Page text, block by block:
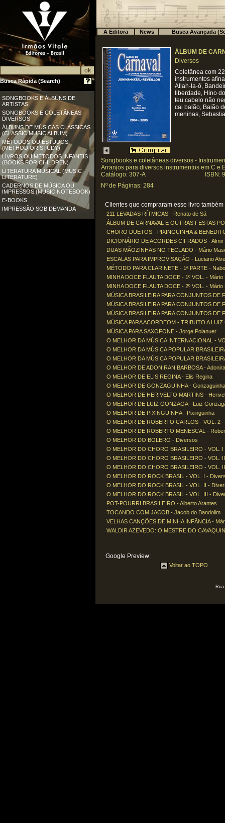
Busca Rápida (Search)
SONGBOOKS E ÁLBUNS DE
ARTISTAS
SONGBOOKS E COLETÂNEAS
DIVERSOS
ÁLBUNS DE MÚSICAS CLÁSSICAS
(CLASSIC MUSIC ALBUM)
MÉTODOS OU ESTUDOS
(METHOD OR STUDY)
LIVROS OU MÉTODOS INFANTIS
(BOOKS FOR CHILDREN)
LITERATURA MUSICAL (MUSIC
LITERATURE)
CADERNOS DE MÚSICA OU
IMPRESSOS (MUSIC NOTEBOOK)
E-BOOKS
IMPRESSÃO SOB DEMANDA
A Editora News Busca Avançada
ÁLBUM DE
Diversos
Coletânea com
instrumentos
Allah-la-ô,
liberdade, Hino
teu cabelo não
cai balão, Baião
meninas,
Songbooks e coletâneas diversos -
Arranjos para diversos instrumentos em C e
Catálogo: 307-A
ISBN:
Nº de Páginas: 284
Clientes que compraram esse livro
211 LEVADAS RÍTMICAS - Renato de Sá
ÁLBUM DE CARNAVAL E OUTRAS FESTAS
CHORO DUETOS - PIXINGUINHA &
DICIONÁRIO DE ACORDES CIFRADOS - Almir
DUAS MÃOZINHAS NO TECLADO - Mário
ESCALAS PARA IMPROVISAÇÃO - Luciano
MÉTODO PARA CLARINETE - 1ª PARTE -
MINHA DOCE FLAUTA DOCE - 1º VOL. -
MINHA DOCE FLAUTA DOCE - 2º VOL. -
MÚSICA BRASILEIRA PARA CONJUNTOS DE
MÚSICA BRASILEIRA PARA CONJUNTOS DE
MÚSICA BRASILEIRA PARA CONJUNTOS DE
MÚSICA PARA ACORDEOM - TRIBUTO A
MÚSICA PARA SAXOFONE - Jorge Polanuer
O MELHOR DA MÚSICA INTERNACIONAL -
O MELHOR DA MÚSICA POPULAR
O MELHOR DA MÚSICA POPULAR
O MELHOR DE ADONIRAN BARBOSA -
O MELHOR DE ELIS REGINA - Elis Regina
O MELHOR DE GONZAGUINHA - Gonzaguinha
O MELHOR DE HERIVELTO MARTINS -
O MELHOR DE LUIZ GONZAGA - Luiz
O MELHOR DE PIXINGUINHA - Pixinguinha
O MELHOR DE ROBERTO CARLOS - VOL. 2
O MELHOR DE ROBERTO MENESCAL -
O MELHOR DO BOLERO - Diversos
O MELHOR DO CHORO BRASILEIRO - VOL.
O MELHOR DO CHORO BRASILEIRO - VOL.
O MELHOR DO CHORO BRASILEIRO - VOL.
O MELHOR DO ROCK BRASIL - VOL. I -
O MELHOR DO ROCK BRASIL - VOL. II -
O MELHOR DO ROCK BRASIL - VOL. III -
POT-POURRI BRASILEIRO - Alberto Arantes
TOCANDO COM JACOB - Jacob do Bandolim
VELHAS CANÇÕES DE MINHA INFÂNCIA -
WALDIR AZEVEDO: O MESTRE DO
Google Preview:
Voltar ao TOPO